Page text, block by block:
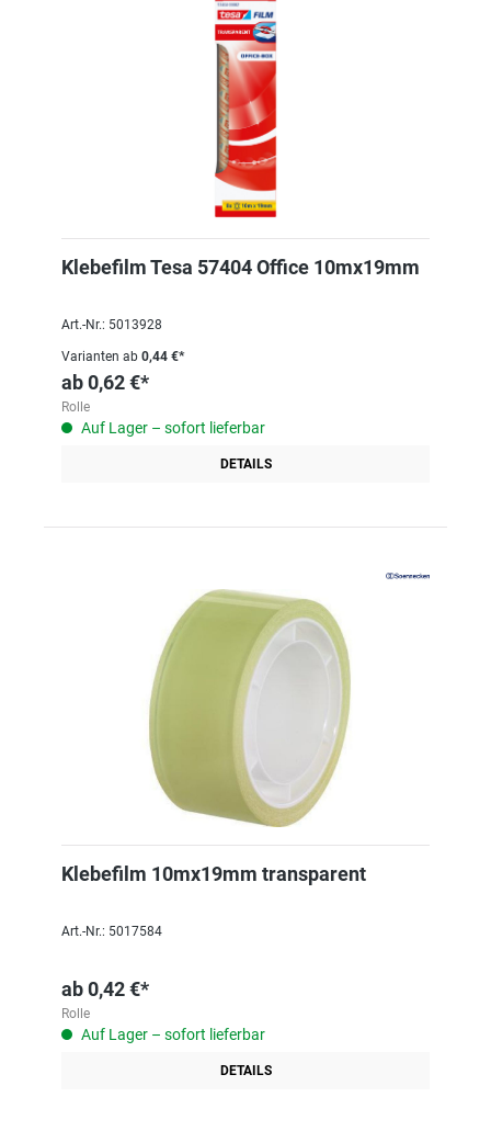
Klebefilm Tesa 57404 Office 10mx19mm
Art.-Nr.: 5013928
Varianten ab 0,44 €*
ab0,62 €*
Rolle
Auf Lager – sofort lieferbar
DETAILS
Klebefilm 10mx19mm transparent
Art.-Nr.: 5017584
ab0,42 €*
Rolle
Auf Lager – sofort lieferbar
DETAILS